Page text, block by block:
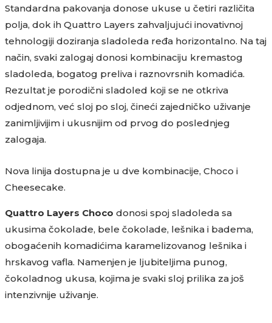
Standardna pakovanja donose ukuse u četiri različita
polja, dok ih Quattro Layers zahvaljujući inovativnoj
tehnologiji doziranja sladoleda ređa horizontalno. Na taj
način, svaki zalogaj donosi kombinaciju kremastog
sladoleda, bogatog preliva i raznovrsnih komadića.
Rezultat je porodični sladoled koji se ne otkriva
odjednom, već sloj po sloj, čineći zajedničko uživanje
zanimljivijim i ukusnijim od prvog do poslednjeg
zalogaja.
Nova linija dostupna je u dve kombinacije, Choco i
Cheesecake.
Quattro Layers Choco donosi spoj sladoleda sa
ukusima čokolade, bele čokolade, lešnika i badema,
obogaćenih komadićima karamelizovanog lešnika i
hrskavog vafla. Namenjen je ljubiteljima punog,
čokoladnog ukusa, kojima je svaki sloj prilika za još
intenzivnije uživanje.